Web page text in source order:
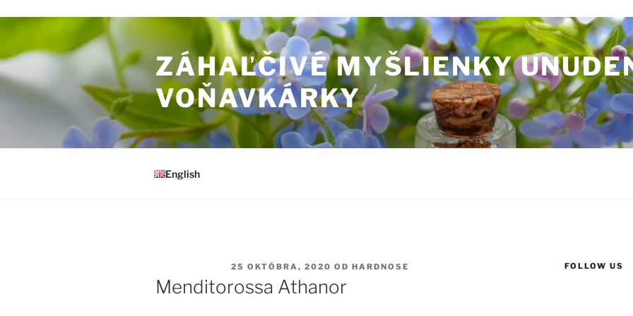
ZÁHAĽČIVÉ MYŠLIENKY
VOŇAVKÁRKY
English
25 OKTÓBRA, 2020 OD HARDNOSE
Menditorossa Athanor
FOLLOW US